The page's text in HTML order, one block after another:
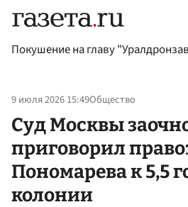
Покушение на главу
9 июля 2026 15:49Общество
Суд Москвы
приговорил
Пономарева к 5,5
колонии